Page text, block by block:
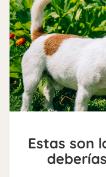
Estas son